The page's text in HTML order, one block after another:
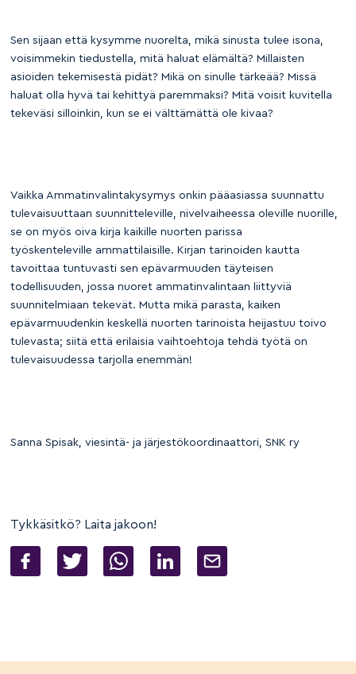
Sen sijaan että kysymme nuorelta, mikä sinusta tulee isona,
voisimmekin tiedustella, mitä haluat elämältä? Millaisten
asioiden tekemisestä pidät? Mikä on sinulle tärkeää? Missä
haluat olla hyvä tai kehittyä paremmaksi? Mitä voisit kuvitella
tekeväsi silloinkin, kun se ei välttämättä ole kivaa?
Vaikka Ammatinvalintakysymys onkin pääasiassa suunnattu
tulevaisuuttaan suunnitteleville, nivelvaiheessa oleville nuorille,
se on myös oiva kirja kaikille nuorten parissa
työskenteleville ammattilaisille. Kirjan tarinoiden kautta
tavoittaa tuntuvasti sen epävarmuuden täyteisen
todellisuuden, jossa nuoret ammatinvalintaan liittyviä
suunnitelmiaan tekevät. Mutta mikä parasta, kaiken
epävarmuudenkin keskellä nuorten tarinoista heijastuu toivo
tulevasta; siitä että erilaisia vaihtoehtoja tehdä työtä on
tulevaisuudessa tarjolla enemmän!
Sanna Spisak, viesintä- ja järjestökoordinaattori, SNK ry
Tykkäsitkö? Laita jakoon!